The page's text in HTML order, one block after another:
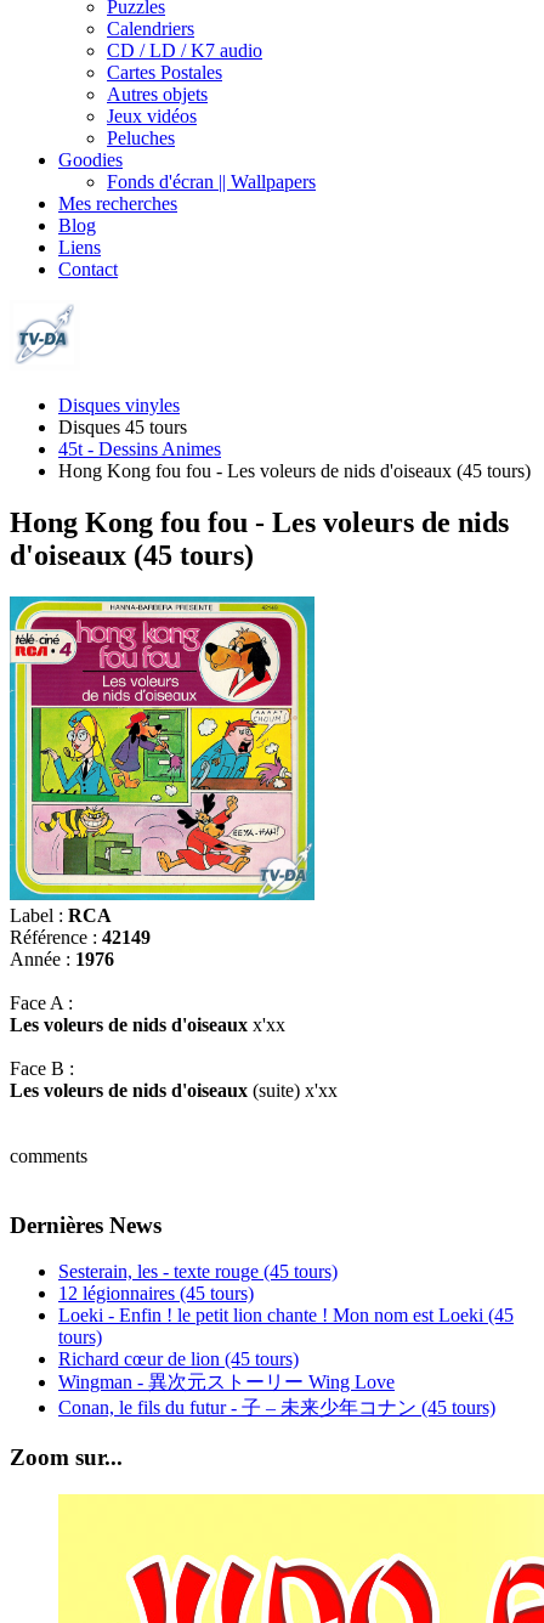
Puzzles
Calendriers
CD / LD / K7 audio
Cartes Postales
Autres objets
Jeux vidéos
Peluches
Goodies
Fonds d'écran || Wallpapers
Mes recherches
Blog
Liens
Contact
Disques vinyles
Disques 45 tours
45t - Dessins Animes
Hong Kong fou fou - Les voleurs de nids d'oiseaux (45 tours)
Hong Kong fou fou - Les voleurs de nids
d'oiseaux (45 tours)
Label : RCA
Référence : 42149
Année : 1976
Face A :
Les voleurs de nids d'oiseaux x'xx
Face B :
Les voleurs de nids d'oiseaux (suite) x'xx
comments
Dernières News
Sesterain, les - texte rouge (45 tours)
12 légionnaires (45 tours)
Loeki - Enfin ! le petit lion chante ! Mon nom est Loeki (45
tours)
Richard cœur de lion (45 tours)
Wingman - 異次元ストーリー Wing Love
Conan, le fils du futur - 子 – 未来少年コナン (45 tours)
Zoom sur...